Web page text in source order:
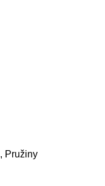
Pružiny